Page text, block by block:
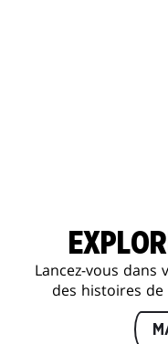
Lancez-vous dans
des histoires